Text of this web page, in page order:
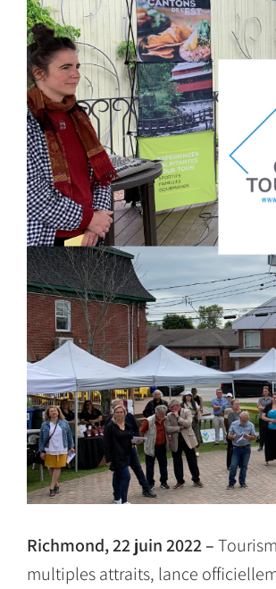
Richmond, 22 juin 2022 –
multiples attraits, lance